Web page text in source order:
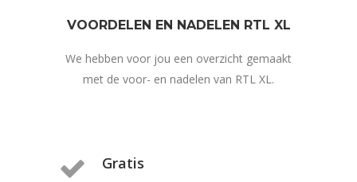
VOORDELEN EN NADELEN RTL XL
We hebben voor jou een overzicht gemaakt
met de voor- en nadelen van RTL XL.
Gratis